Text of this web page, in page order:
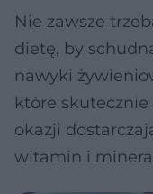
Nie zawsze
dietę, by
nawyki
które
okazji
witamin i